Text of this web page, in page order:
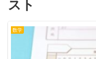
スト
数学